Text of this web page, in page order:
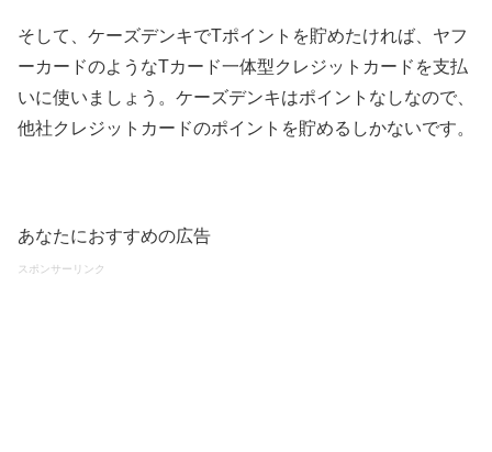
そして、ケーズデンキでTポイントを貯めたければ、ヤフ
ーカードのようなTカード一体型クレジットカードを支払
いに使いましょう。ケーズデンキはポイントなしなので、
他社クレジットカードのポイントを貯めるしかないです。
あなたにおすすめの広告
スポンサーリンク